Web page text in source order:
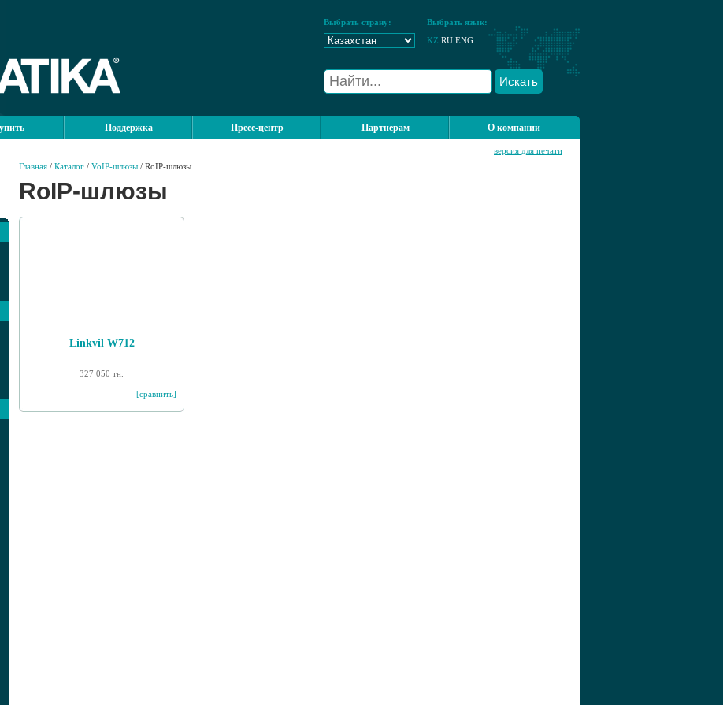
Выбрать страну:
Выбрать язык:
KZ RU ENG
Искать
Поддержка Пресс-центр Партнерам О компании
Главная / Каталог / VoIP-шлюзы / RoIP-шлюзы
версия для печати
RoIP-шлюзы
Linkvil W712
327 050 тн.
[сравнить]